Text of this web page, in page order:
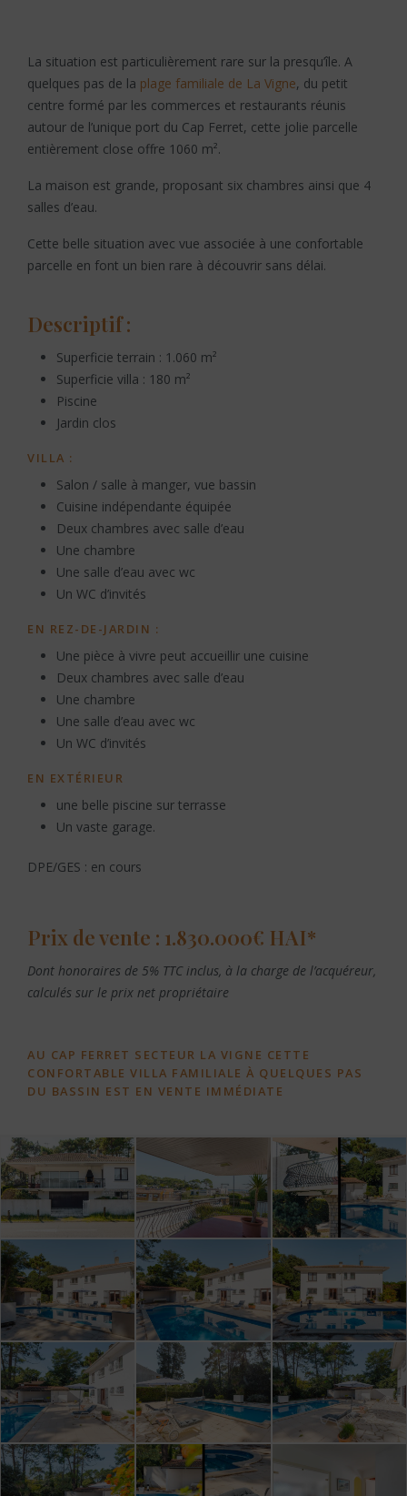
La situation est particulièrement rare sur la presqu’île. A
quelques pas de la plage familiale de La Vigne, du petit
centre formé par les commerces et restaurants réunis
autour de l’unique port du Cap Ferret, cette jolie parcelle
entièrement close offre 1060 m².
La maison est grande, proposant six chambres ainsi que 4
salles d’eau.
Cette belle situation avec vue associée à une confortable
parcelle en font un bien rare à découvrir sans délai.
Descriptif :
Superficie terrain : 1.060 m²
Superficie villa : 180 m²
Piscine
Jardin clos
VILLA :
Salon / salle à manger, vue bassin
Cuisine indépendante équipée
Deux chambres avec salle d’eau
Une chambre
Une salle d’eau avec wc
Un WC d’invités
EN REZ-DE-JARDIN :
Une pièce à vivre peut accueillir une cuisine
Deux chambres avec salle d’eau
Une chambre
Une salle d’eau avec wc
Un WC d’invités
EN EXTÉRIEUR
une belle piscine sur terrasse
Un vaste garage.
DPE/GES : en cours
Prix de vente : 1.830.000€ HAI*
Dont honoraires de 5% TTC inclus, à la charge de l’acquéreur,
calculés sur le prix net propriétaire
AU CAP FERRET SECTEUR LA VIGNE CETTE
CONFORTABLE VILLA FAMILIALE À QUELQUES PAS
DU BASSIN EST EN VENTE IMMÉDIATE